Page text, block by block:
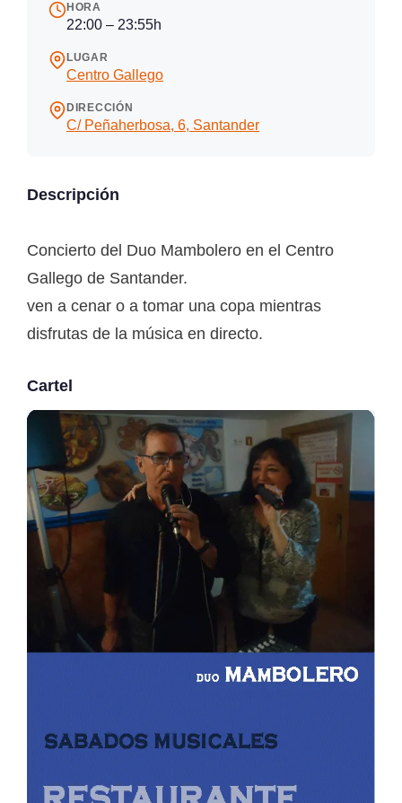
HORA
22:00 – 23:55h
LUGAR
Centro Gallego
DIRECCIÓN
C/ Peñaherbosa, 6, Santander
Descripción
Concierto del Duo Mambolero en el Centro
Gallego de Santander.
ven a cenar o a tomar una copa mientras
disfrutas de la música en directo.
Cartel